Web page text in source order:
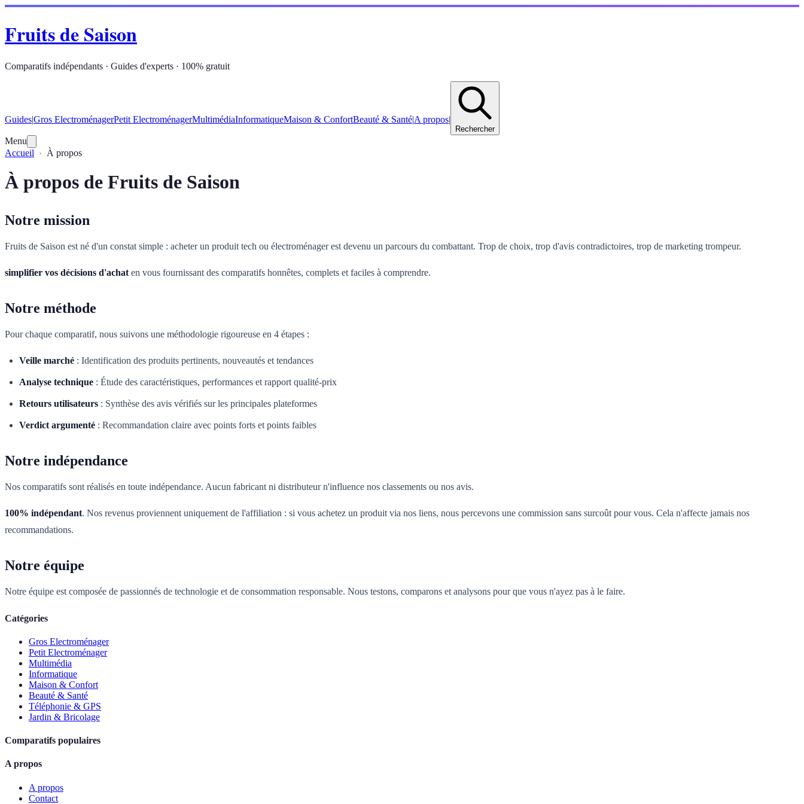
Fruits de Saison
Comparatifs indépendants · Guides d'experts · 100% gratuit
Guides|Gros ElectroménagerPetit ElectroménagerMultimédiaInformatiqueMaison & ConfortBeauté & Santé|A propos|
Rechercher
Menu
Accueil
À propos
À propos de Fruits de Saison
Notre mission
Fruits de Saison est né d'un constat simple : acheter un produit tech ou électroménager est devenu un parcours du combattant. Trop de choix, trop d'avis contradictoires, trop de marketing trompeur.
simplifier vos décisions d'achat en vous fournissant des comparatifs honnêtes, complets et faciles à comprendre.
Notre méthode
Pour chaque comparatif, nous suivons une méthodologie rigoureuse en 4 étapes :
Veille marché : Identification des produits pertinents, nouveautés et tendances
Analyse technique : Étude des caractéristiques, performances et rapport qualité-prix
Retours utilisateurs : Synthèse des avis vérifiés sur les principales plateformes
Verdict argumenté : Recommandation claire avec points forts et points faibles
Notre indépendance
Nos comparatifs sont réalisés en toute indépendance. Aucun fabricant ni distributeur n'influence nos classements ou nos avis.
100% indépendant. Nos revenus proviennent uniquement de l'affiliation : si vous achetez un produit via nos liens, nous percevons une commission sans surcoût pour vous. Cela n'affecte jamais nos
recommandations.
Notre équipe
Notre équipe est composée de passionnés de technologie et de consommation responsable. Nous testons, comparons et analysons pour que vous n'ayez pas à le faire.
Catégories
Gros Electroménager
Petit Electroménager
Multimédia
Informatique
Maison & Confort
Beauté & Santé
Téléphonie & GPS
Jardin & Bricolage
Comparatifs populaires
A propos
A propos
Contact